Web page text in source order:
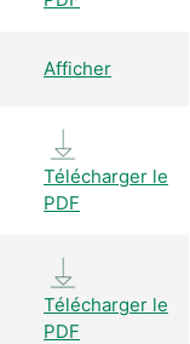
Afficher
Télécharger le
PDF
Télécharger le
PDF